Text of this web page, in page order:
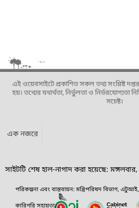
এই ওয়েবসাইটে প্রকাশিত সকল তথ্য সংশ্লিষ্ট
হয়। তথ্যের যথার্থতা, নির্ভুলতা ও নির্ভরযোগ্যতা
সচেষ্ট।
এক নজরে
সাইটটি শেষ হাল-নাগাদ করা হয়েছে:
পরিকল্পনা এবং বাস্তবায়ন: মন্ত্রিপরিষদ বিভাগ,
কারিগরি সহায়তা